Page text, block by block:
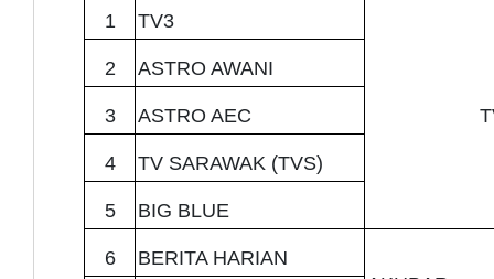
1 TV3
2 ASTRO AWANI
3 ASTRO AEC
4 TV SARAWAK (TVS)
5 BIG BLUE
6
BERITA HARIAN